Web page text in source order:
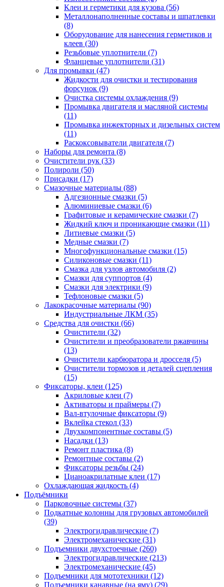
Клеи и герметики для кузова (56)
Металлонаполненные составы и шпатлевки
(8)
Оборудование для нанесения герметиков и
клеев (30)
Резьбовые уплотнители (7)
Фланцевые уплотнители (31)
Для промывки (47)
Жидкости для очистки и тестирования
форсунок (9)
Очистка системы охлаждения (9)
Промывка двигателя и масляной системы
(11)
Промывка инжекторных и дизельных систем
(11)
Раскоксовыватели двигателя (7)
Наборы для ремонта (8)
Очистители рук (33)
Полироли (50)
Присадки (17)
Смазочные материалы (88)
Адгезионные смазки (5)
Алюминиевые смазки (6)
Графитовые и керамические смазки (7)
Жидкий ключ и проникающие смазки (11)
Литиевые смазки (5)
Медные смазки (7)
Многофункциональные смазки (15)
Силиконовые смазки (11)
Смазка для узлов автомобиля (2)
Смазки для суппортов (4)
Смазки для электрики (9)
Тефлоновые смазки (5)
Лакокрасочные материалы (90)
Индустриальные ЛКМ (35)
Средства для очистки (66)
Очистители (32)
Очистители и преобразователи ржавчины
(13)
Очистители карбюратора и дросселя (5)
Очистители тормозов и деталей сцепления
(15)
Фиксаторы, клеи (125)
Акриловые клеи (7)
Активаторы и праймеры (7)
Вал-втулочные фиксаторы (9)
Вклейка стекол (33)
Двухкомпонентные составы (5)
Насадки (13)
Ремонт пластика (8)
Ремонтные составы (2)
Фиксаторы резьбы (24)
Цианоакрилатные клеи (17)
Охлаждающая жидкость (4)
Подъёмники
Парковочные системы (37)
Подкатные колонны для грузовых автомобилей
(39)
Электрогидравлические (7)
Электромеханические (31)
Подъемники двухстоечные (260)
Электрогидравлические (213)
Электромеханические (45)
Подъемники для мототехники (12)
Подъемники канавные (на яму) (29)